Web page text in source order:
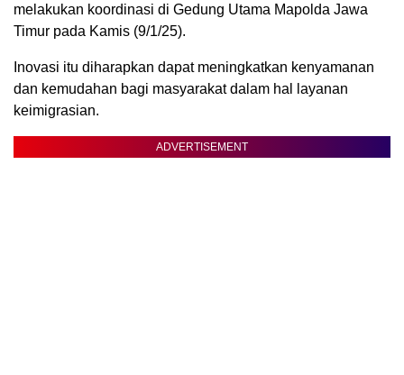
melakukan koordinasi di Gedung Utama Mapolda Jawa
Timur pada Kamis (9/1/25).
Inovasi itu diharapkan dapat meningkatkan kenyamanan
dan kemudahan bagi masyarakat dalam hal layanan
keimigrasian.
ADVERTISEMENT